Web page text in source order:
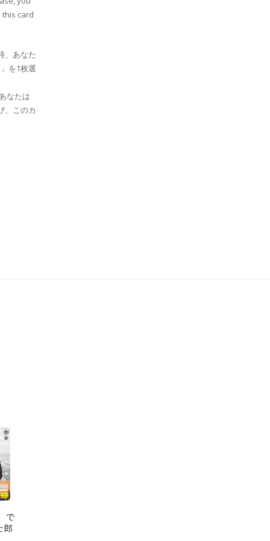
this card
、あなた
を1枚選
なたは
、このカ
で
郎